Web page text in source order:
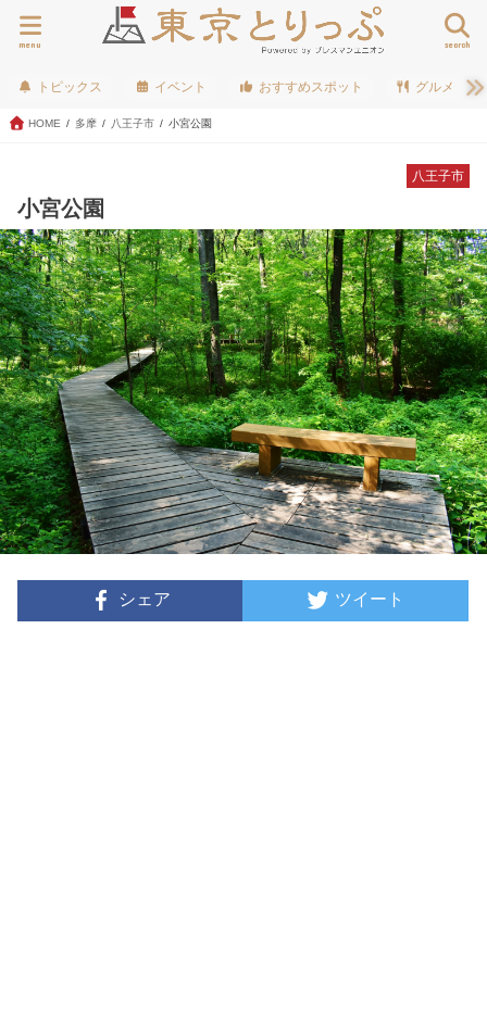
search
menu
トピックス イベント おすすめスポット グルメ
HOME 多摩 八王子市 小宮公園
八王子市
小宮公園
シェア ツイート